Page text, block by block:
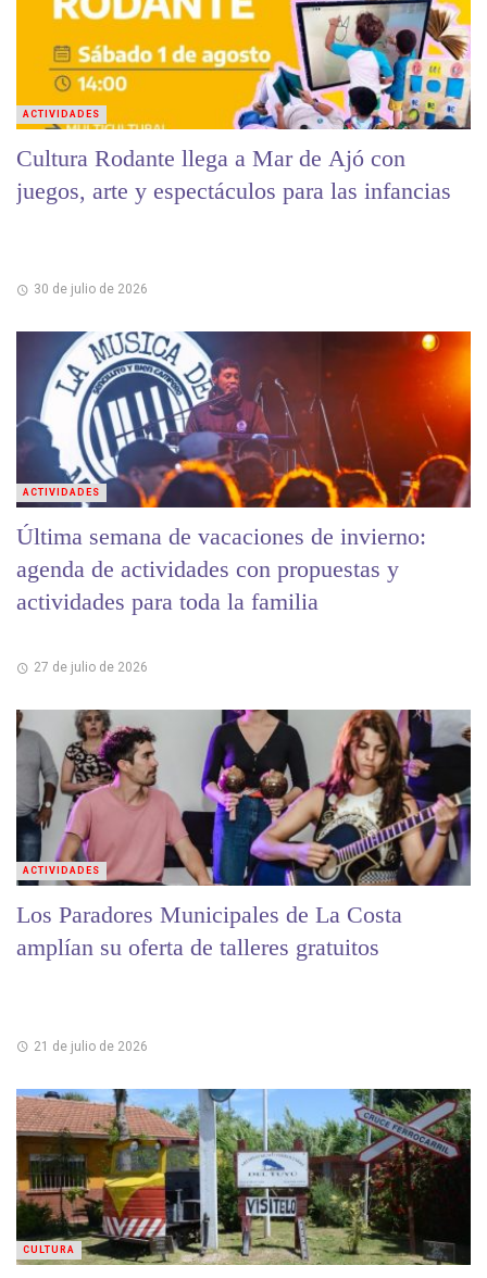
Cultura Rodante llega a Mar de Ajó con
juegos, arte y espectáculos para las infancias
30 de julio de 2026
ACTIVIDADES
Última semana de vacaciones de invierno:
agenda de actividades con propuestas y
actividades para toda la familia
27 de julio de 2026
ACTIVIDADES
Los Paradores Municipales de La Costa
amplían su oferta de talleres gratuitos
21 de julio de 2026
ACTIVIDADES
CULTURA